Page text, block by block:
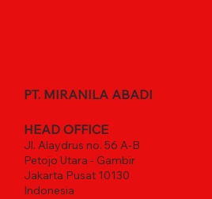
PT. MIRANILA ABADI
HEAD OFFICE
Jl. Alaydrus no. 56 A-B
Petojo Utara - Gambir
Jakarta Pusat 10130
Indonesia